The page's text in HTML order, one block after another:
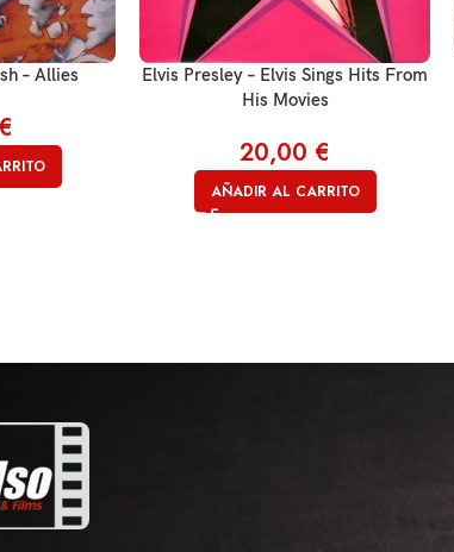
– Allies
€
Elvis Presley – Elvis Sings Hits From
His Movies
20,00 €
AÑADIR AL CARRITO